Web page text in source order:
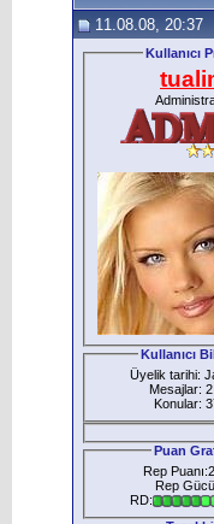
11.08.08, 20:37
Kullanıcı
Kullanıcı
Üyelik tarihi:
Mesajlar:
Konular:
Puan
Rep
Rep
RD: